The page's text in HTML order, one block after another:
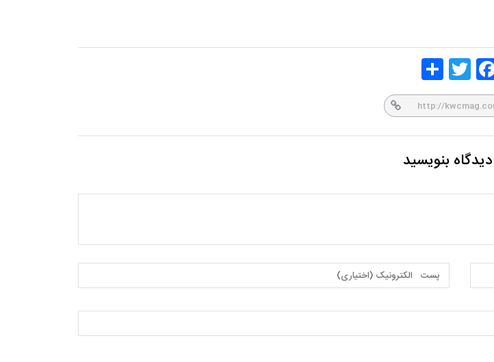
Face
book
Twitt
er
بنویسید